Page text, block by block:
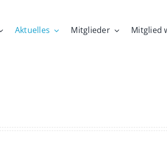
Aktuelles Mitglieder Mitglied